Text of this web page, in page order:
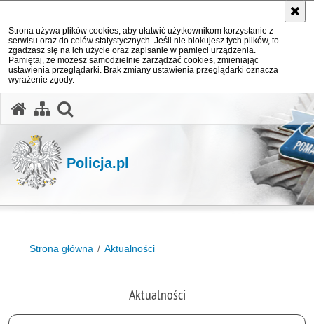
Strona używa plików cookies, aby ułatwić użytkownikom korzystanie z
serwisu oraz do celów statystycznych. Jeśli nie blokujesz tych plików, to
zgadzasz się na ich użycie oraz zapisanie w pamięci urządzenia.
Pamiętaj, że możesz samodzielnie zarządzać cookies, zmieniając
ustawienia przeglądarki. Brak zmiany ustawienia przeglądarki oznacza
wyrażenie zgody.
Policja.pl
Strona główna Aktualności
Aktualności